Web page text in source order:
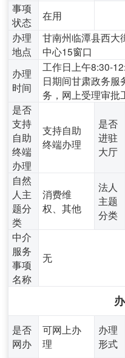
事项
状态
在用
办理
地点
甘南州临潭县西大
中心15窗口
办理
时间
工作日上午8:30-
日期间甘肃政务服
务，网上受理审批
是否
支持
自助
终端
办理
支持自助
终端办理
是否
进驻
大厅
自然
人主
题分
类
消费维
权、其他
法人
主题
分类
中介
服务
事项
名称
无
是否
网办
可网上办
理
办理
形式